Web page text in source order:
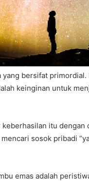
bersifat
keinginan untuk
itu dengan
sosok pribadi
emas adalah